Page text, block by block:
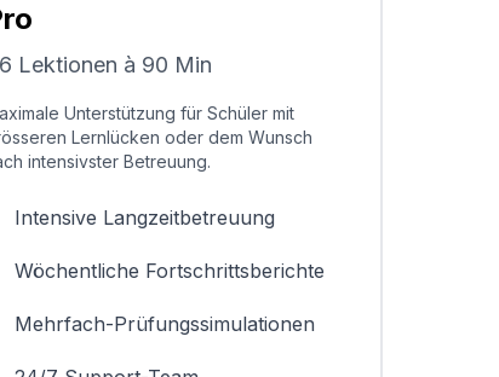
Lektionen à 90 Min
Unterstützung für Schüler mit
Lernlücken oder dem Wunsch
intensivster Betreuung.
Intensive Langzeitbetreuung
Wöchentliche Fortschrittsberichte
Mehrfach-Prüfungssimulationen